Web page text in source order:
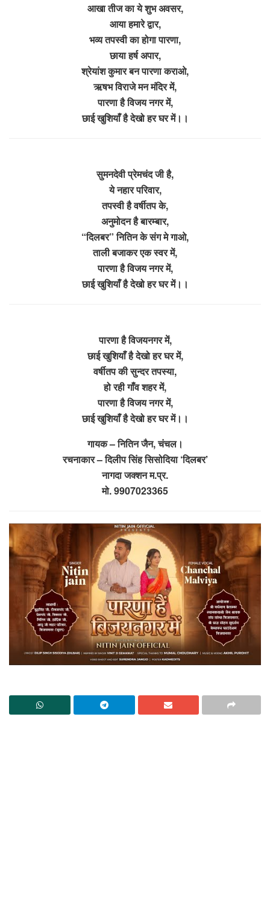
आखा तीज का ये शुभ अवसर,
आया हमारे द्वार,
भव्य तपस्वी का होगा पारणा,
छाया हर्ष अपार,
श्रेयांश कुमार बन पारणा कराओ,
ऋषभ विराजे मन मंदिर में,
पारणा है विजय नगर में,
छाई खुशियाँ है देखो हर घर में।।
सुमनदेवी प्रेमचंद जी है,
ये नहार परिवार,
तपस्वी है वर्षीतप के,
अनुमोदन है बारम्बार,
“दिलबर” नितिन के संग मे गाओ,
ताली बजाकर एक स्वर में,
पारणा है विजय नगर में,
छाई खुशियाँ है देखो हर घर में।।
पारणा है विजयनगर में,
छाई खुशियाँ है देखो हर घर में,
वर्षीतप की सुन्दर तपस्या,
हो रही गाँव शहर में,
पारणा है विजय नगर में,
छाई खुशियाँ है देखो हर घर में।।
गायक – नितिन जैन, चंचल।
रचनाकार – दिलीप सिंह सिसोदिया ‘दिलबर’
नागदा जक्शन म.प्र.
मो. 9907023365